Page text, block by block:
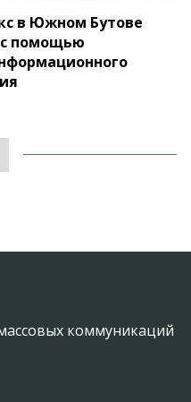
в Южном Бутове
помощью
коммуникаций